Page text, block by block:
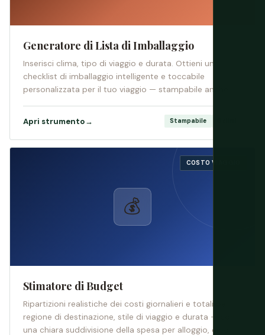
Generatore di Lista di Imballaggio
Inserisci clima, tipo di viaggio e durata. Ottieni una
checklist di imballaggio intelligente e toccabile
personalizzata per il tuo viaggio — stampabile anche.
Apri strumento→ Stampabile
💰
COSTO VIAGGIO
Stimatore di Budget
Ripartizioni realistiche dei costi giornalieri e totali per
regione di destinazione, stile di viaggio e durata — con
una chiara suddivisione della spesa per alloggio, cibo,